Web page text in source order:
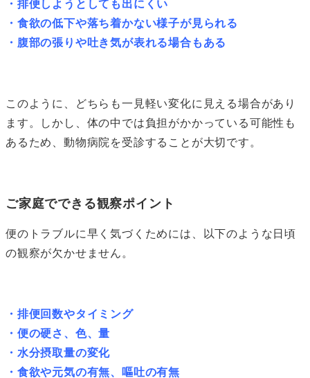
・排便しようとしても出にくい
・食欲の低下や落ち着かない様子が見られる
・腹部の張りや吐き気が表れる場合もある
このように、どちらも一見軽い変化に見える場合があり
ます。しかし、体の中では負担がかかっている可能性も
あるため、動物病院を受診することが大切です。
ご家庭でできる観察ポイント
便のトラブルに早く気づくためには、以下のような日頃
の観察が欠かせません。
・排便回数やタイミング
・便の硬さ、色、量
・水分摂取量の変化
・食欲や元気の有無、嘔吐の有無